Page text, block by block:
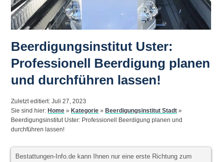
Beerdigungsinstitut Uster:
Professionell Beerdigung planen
und durchführen lassen!
Zuletzt editiert: Juli 27, 2023
Sie sind hier: Home » Kategorie » Beerdigungsinstitut Stadt »
Beerdigungsinstitut Uster: Professionell Beerdigung planen und
durchführen lassen!
Bestattungen-Info.de kann Ihnen nur eine erste Richtung zum